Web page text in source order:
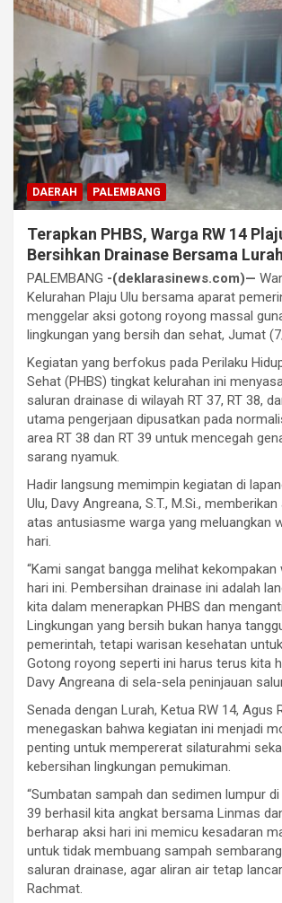
DAERAH PALEMBANG
Terapkan PHBS, Warga RW 14
Bersihkan Drainase Bersama Lurah
PALEMBANG -(deklarasinews.com)—
Kelurahan Plaju Ulu bersama aparat
menggelar aksi gotong royong massal
lingkungan yang bersih dan sehat, Jumat
Kegiatan yang berfokus pada Perilaku
Sehat (PHBS) tingkat kelurahan ini
saluran drainase di wilayah RT 37, RT 38,
utama pengerjaan dipusatkan pada
area RT 38 dan RT 39 untuk mencegah
sarang nyamuk.
Hadir langsung memimpin kegiatan di
Ulu, Davy Angreana, S.T., M.Si.,
atas antusiasme warga yang meluangkan
hari.
“Kami sangat bangga melihat kekompakan
hari ini. Pembersihan drainase ini adalah
kita dalam menerapkan PHBS dan
Lingkungan yang bersih bukan hanya
pemerintah, tetapi warisan kesehatan
Gotong royong seperti ini harus terus kita
Davy Angreana di sela-sela peninjauan
Senada dengan Lurah, Ketua RW 14, Agus
menegaskan bahwa kegiatan ini menjadi
penting untuk mempererat silaturahmi
kebersihan lingkungan pemukiman.
“Sumbatan sampah dan sedimen lumpur di
39 berhasil kita angkat bersama Linmas
berharap aksi hari ini memicu kesadaran
untuk tidak membuang sampah
saluran drainase, agar aliran air tetap
Rachmat.